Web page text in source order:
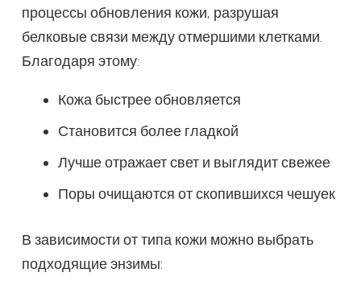
процессы обновления кожи, разрушая
белковые связи между отмершими клетками.
Благодаря этому:
Кожа быстрее обновляется
Становится более гладкой
Лучше отражает свет и выглядит свежее
Поры очищаются от скопившихся чешуек
В зависимости от типа кожи можно выбрать
подходящие энзимы: